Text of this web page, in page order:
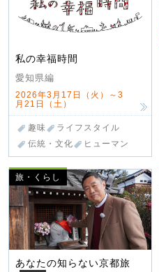
私の幸福時間
愛知県編
2026年3月17日（火）～3
月21日（土）
趣味
ライフスタイル
伝統・文化
ヒューマン
旅・くらし
あなたの知らない京都旅